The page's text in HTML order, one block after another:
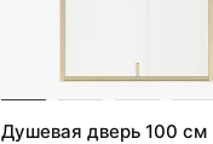
Душевая дверь 100 см